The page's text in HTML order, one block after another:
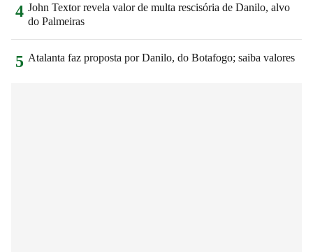
4 John Textor revela valor de multa rescisória de Danilo, alvo
do Palmeiras
5 Atalanta faz proposta por Danilo, do Botafogo; saiba valores